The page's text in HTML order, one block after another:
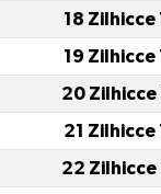
18 Zilhicce
19 Zilhicce
20 Zilhicce
21 Zilhicce
22 Zilhicce